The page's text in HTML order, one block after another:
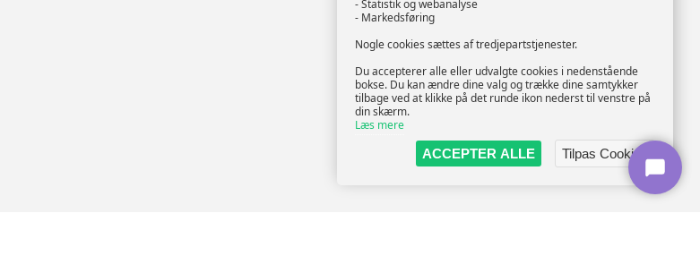
- Statistik og webanalyse
- Markedsføring
Nogle cookies sættes af tredjepartstjenester.
Du accepterer alle eller udvalgte cookies i nedenstående
bokse. Du kan ændre dine valg og trække dine samtykker
tilbage ved at klikke på det runde ikon nederst til venstre på
din skærm.
Læs mere
ACCEPTER ALLE
Tilpas Cookies